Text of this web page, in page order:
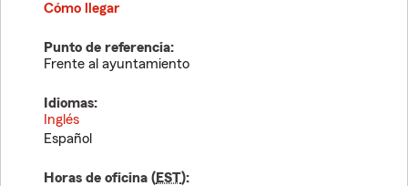
Cómo llegar
Punto de referencia:
Frente al ayuntamiento
Idiomas:
Inglés
Español
Horas de oficina (EST):